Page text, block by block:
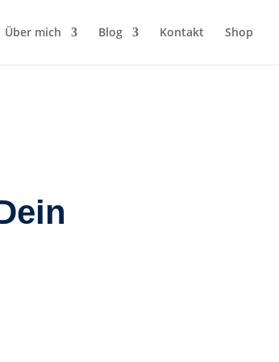
Über mich Blog Kontakt Shop